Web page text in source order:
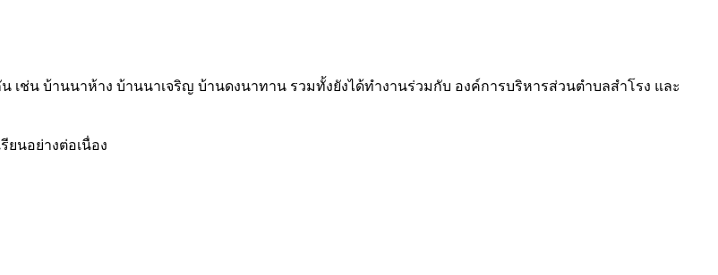
บ้านนาห้าง บ้านนาเจริญ บ้านดงนาทาน รวมทั้งยังได้ทำงานร่วมกับ องค์การบริหารส่วนตำบลสำโรง และ
ยนอย่างต่อเนื่อง